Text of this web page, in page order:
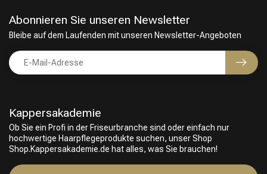
Kappersakademie
Ob Sie ein Profi in der Friseurbranche sind oder einfach nur
hochwertige Haarpflegeprodukte suchen, unser Shop
Shop.Kappersakademie.de hat alles, was Sie brauchen!
Abonnieren Sie unseren Newsletter
Bleibe auf dem Laufenden mit unseren Newsletter-Angeboten